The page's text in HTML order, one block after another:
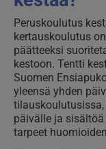
Peruskoulutus
kertauskoulutus
päätteeksi
kestoon. Tentti
Suomen
yleensä yhden
päivälle ja
tarpeet